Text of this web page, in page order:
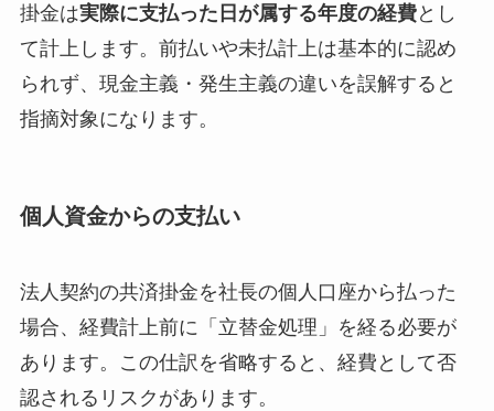
掛金は実際に支払った日が属する年度の経費とし
て計上します。前払いや未払計上は基本的に認め
られず、現金主義・発生主義の違いを誤解すると
指摘対象になります。
個人資金からの支払い
法人契約の共済掛金を社長の個人口座から払った
場合、経費計上前に「立替金処理」を経る必要が
あります。この仕訳を省略すると、経費として否
認されるリスクがあります。